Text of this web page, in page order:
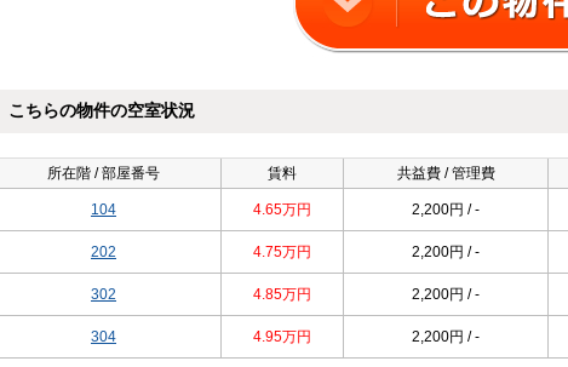
こちらの物件の空室状況
所在階 / 部屋番号 賃料 共益費 / 管理費
104 4.65万円 2,200円 / -
202 4.75万円 2,200円 / -
302 4.85万円 2,200円 / -
304 4.95万円 2,200円 / -